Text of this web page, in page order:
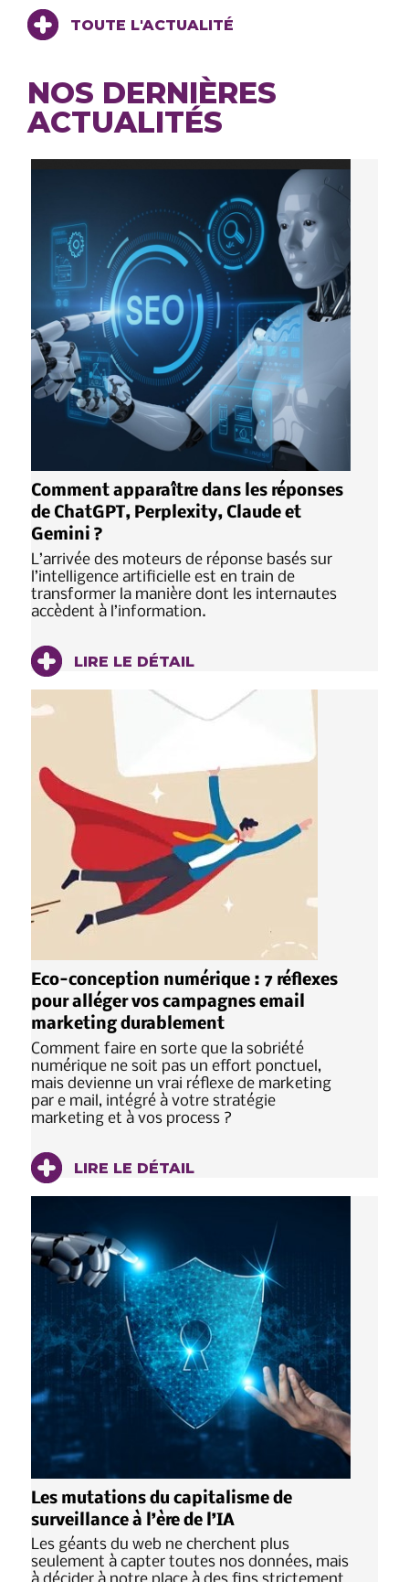
TOUTE L'ACTUALITÉ
NOS DERNIÈRES
ACTUALITÉS
Comment apparaître dans les réponses
de ChatGPT, Perplexity, Claude et
Gemini ?
L’arrivée des moteurs de réponse basés sur
l’intelligence artificielle est en train de
transformer la manière dont les internautes
accèdent à l’information.
LIRE LE DÉTAIL
Eco-conception numérique : 7 réflexes
pour alléger vos campagnes email
marketing durablement
Comment faire en sorte que la sobriété
numérique ne soit pas un effort ponctuel,
mais devienne un vrai réflexe de marketing
par e mail, intégré à votre stratégie
marketing et à vos process ?
LIRE LE DÉTAIL
Les mutations du capitalisme de
surveillance à l’ère de l’IA
Les géants du web ne cherchent plus
seulement à capter toutes nos données, mais